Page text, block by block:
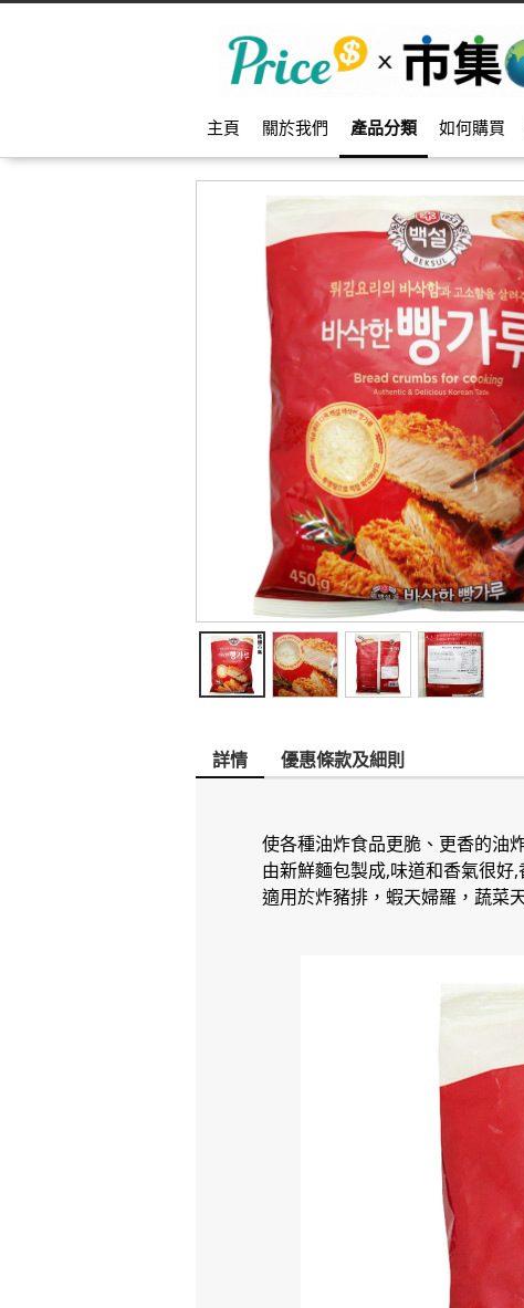
主頁 關於我們 產品分類 如何購買
詳情 優惠條款及細則
使各種油炸食品更脆、更香的油
由新鮮麵包製成,味道和香氣很好,
適用於炸豬排，蝦天婦羅，蔬菜